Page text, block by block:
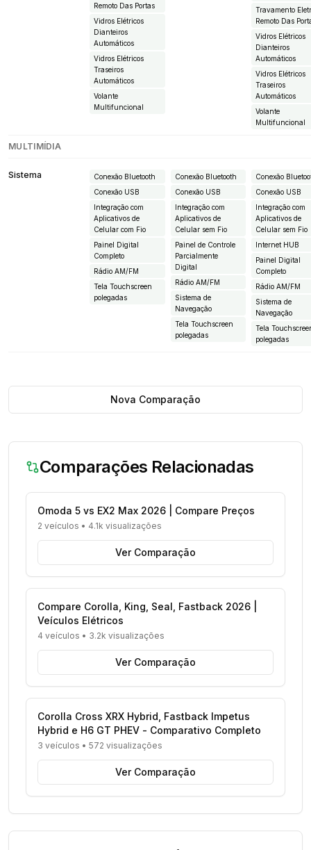
Remoto Das Portas
Vidros Elétricos
Dianteiros
Automáticos
Vidros Elétricos
Traseiros
Automáticos
Volante
Multifuncional
Travamento
Remoto Das
Vidros Elétricos
Dianteiros
Automáticos
Vidros Elétricos
Traseiros
Automáticos
Volante
Multifuncional
MULTIMÍDIA
Sistema
Conexão Bluetooth
Conexão USB
Integração com
Aplicativos de
Celular com Fio
Painel Digital
Completo
Rádio AM/FM
Tela Touchscreen
polegadas
Conexão Bluetooth
Conexão USB
Integração com
Aplicativos de
Celular sem Fio
Painel de Controle
Parcialmente
Digital
Rádio AM/FM
Sistema de
Navegação
Tela Touchscreen
polegadas
Conexão
Conexão USB
Integração com
Aplicativos de
Celular sem Fio
Internet HUB
Painel Digital
Completo
Rádio AM/FM
Sistema de
Navegação
Tela
polegadas
Nova Comparação
Comparações Relacionadas
Omoda 5 vs EX2 Max 2026 | Compare Preços
2 veículos • 4.1k visualizações
Ver Comparação
Compare Corolla, King, Seal, Fastback 2026 |
Veículos Elétricos
4 veículos • 3.2k visualizações
Ver Comparação
Corolla Cross XRX Hybrid, Fastback Impetus
Hybrid e H6 GT PHEV - Comparativo Completo
3 veículos • 572 visualizações
Ver Comparação